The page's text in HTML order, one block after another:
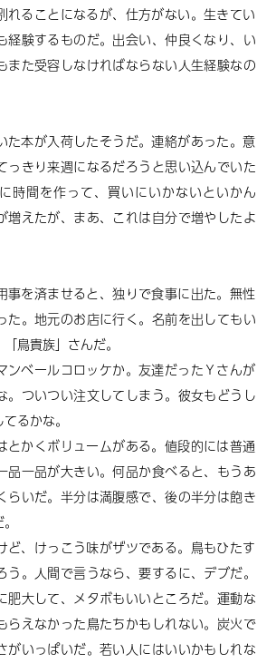
ることになるが、仕方がない。生きてい
経験するものだ。出会い、仲良くなり、い
また受容しなければならない人生経験なの
た本が入荷したそうだ。連絡があった。意
っきり来週になるだろうと思い込んでいた
時間を作って、買いにいかないといかん
増えたが、まあ、これは自分で増やしたよ
事を済ませると、独りで食事に出た。無性
た。地元のお店に行く。名前を出してもい
鳥貴族」さんだ。
ンベールコロッケか。友達だったＹさんが
。ついつい注文してしまう。彼女もどうし
るかな。
かくボリュームがある。値段的には普通
品一品が大きい。何品か食べると、もうあ
らいだ。半分は満腹感で、後の半分は飽き
、けっこう味がザツである。鳥もひたす
う。人間で言うなら、要するに、デブだ。
肥大して、メタボもいいところだ。運動な
らえなかった鳥たちかもしれない。炭火で
がいっぱいだ。若い人にはいいかもしれな